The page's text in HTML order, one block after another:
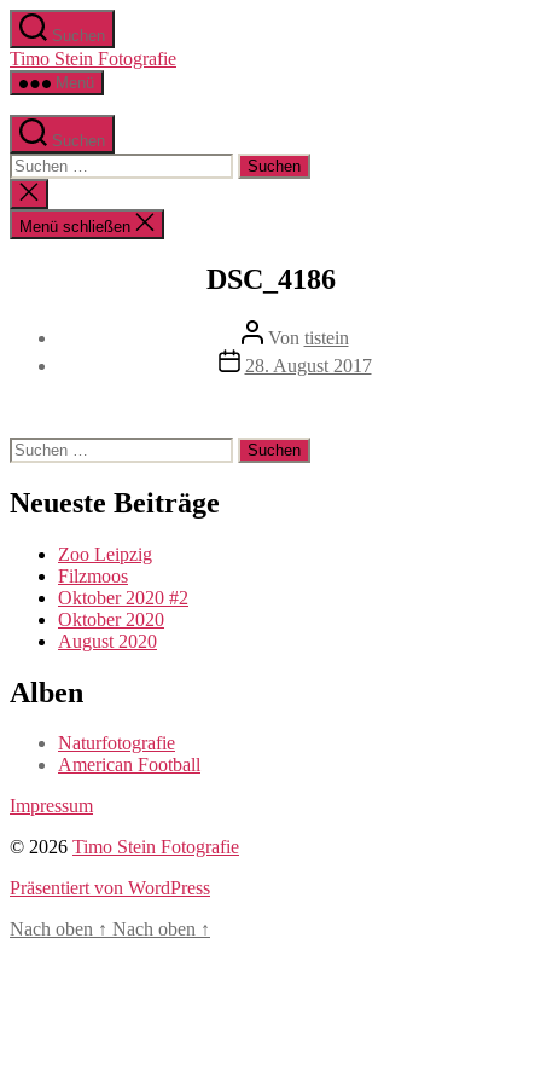
Zum
Inhalt
springen
Suchen
Timo Stein Fotografie
Menü
Suchen
Suchen
nach:
Suche
schließen
Menü schließen
DSC_4186
Beitragsautor
Von tistein
Veröffentlichungsdatum
28. August 2017
Suchen
nach:
Neueste Beiträge
Zoo Leipzig
Filzmoos
Oktober 2020 #2
Oktober 2020
August 2020
Alben
Naturfotografie
American Football
Impressum
© 2026 Timo Stein Fotografie
Präsentiert von WordPress
Nach oben ↑ Nach oben ↑